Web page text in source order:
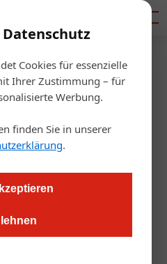
Datenschutz
Cookies für essenzielle
Ihrer Zustimmung – für
Werbung.
finden Sie in unserer
.
Gebühren